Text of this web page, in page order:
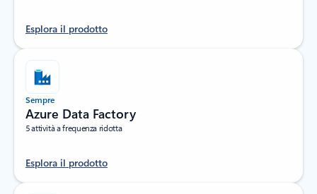
Esplora il prodotto
Sempre
Azure Data Factory
5 attività a frequenza ridotta
Esplora il prodotto